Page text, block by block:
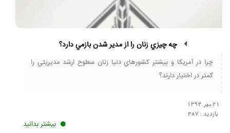
چه چيزي زنان را از مدير شدن بازمي دارد؟
چرا در آمريکا و بيشتر کشورهاي دنيا زنان سطوح ارشد مديريتي را
کمتر در اختيار دارند؟
بازدید :387
بیشتر بدانید